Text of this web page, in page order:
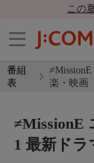
この
番組
表
楽・映画
≠MissionE
1 最新ドラ